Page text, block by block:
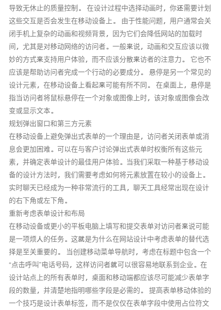
导致无休止的质量控制。 在设计过程中选择动画时，你还需要计划
这些交互是否会发生在移动设备上。 由于性能问题，用户通常会关
闭手机上复杂的动画和视频背景，因为它们会降低网站的加载时
间，尤其是对移动网络的访问者。一般来说，动画和交互应该以微
妙的方式来支持用户体验，而不应该分散来访者的注意力。 它也不
应该是帮助访问者完成一个行动的必要成分。 悬停是另一个常见的
设计元素，在移动设备上看起来可能有所不同。 在桌面上，悬停是
指当访问者将鼠标悬停在一个对象或图像上时，该对象或图像会改
变或显示文本。
规划弹出窗口和第三方元素
在移动设备上避免弹出式表单的一个理由是，访问者关闭表单或消
息会更加困难。可以在与客户讨论弹出式表单时权衡所有这些元
素，并确定表单设计的最佳用户体验。当我们采取一种基于移动设
备的设计方法时，我们需要考虑如何将元素放置在较小的设备上。
实时聊天已经成为一种非常流行的工具，聊天工具经常出现在设计
的右下角或左下角。
重新考虑表单设计和布局
在移动设备或更小的平板电脑上填写和提交表单对访问者来说可能
是一项烦人的任务。这就是为什么在网站设计中考虑表单的替代选
择是至关重要的。 当创建移动菜单导航时，考虑在标题中包含一个
“点击呼叫”电话号码，这样访问者就可以很容易地联系到企业。在
设计站点上的所有表单时，桌面和移动端都应该尽可能减少表单字
段的数量，并清楚地指明哪些字段是必需的。 提高表单移动体验的
一个技巧是设计表单标签，而不是仅仅在表单字段中使用占位符文